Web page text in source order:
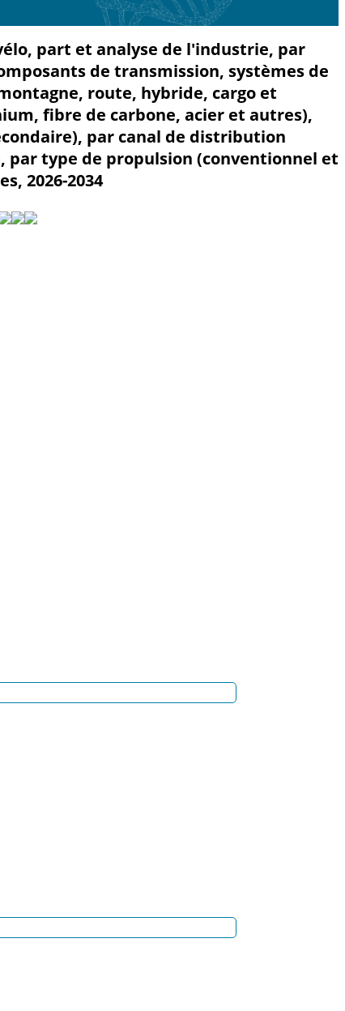
part et analyse de l'industrie, par
de transmission, systèmes de
route, hybride, cargo et
fibre de carbone, acier et autres),
par canal de distribution
par type de propulsion (conventionnel et
2026-2034